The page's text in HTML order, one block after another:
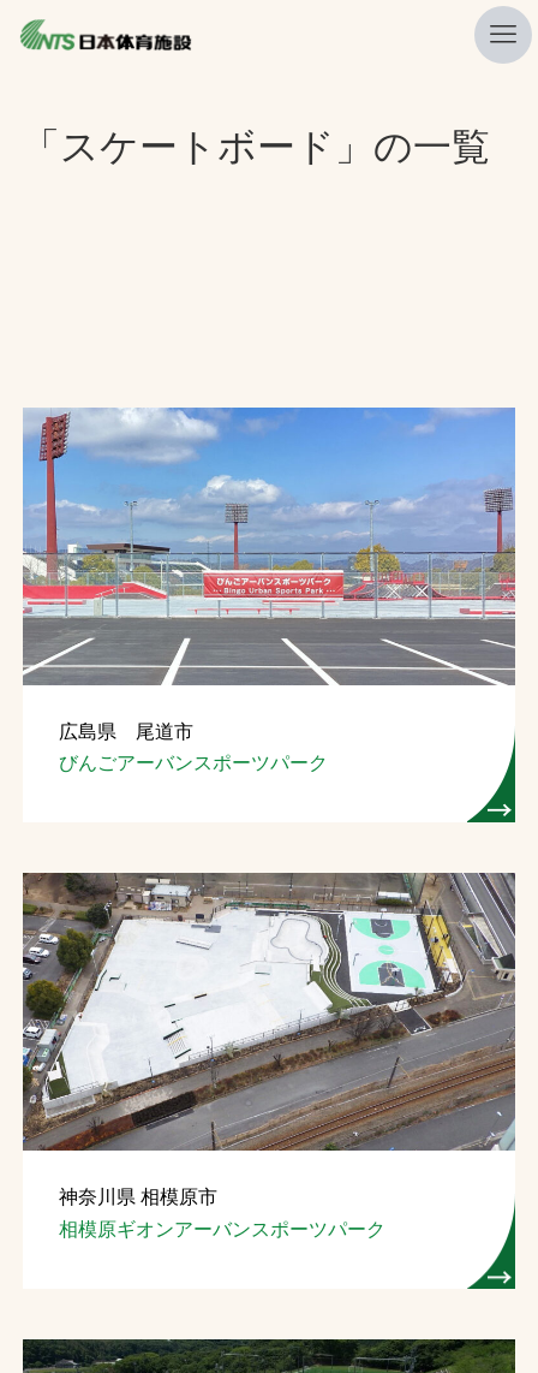
ニュース
会社概要
採用情報
お問合せ
お取引先の皆様へ
ソーシャルメディアポリシー
文字の見えづらさや操作にお困りの方へ
「スケートボード」の一覧
広島県 尾道市
びんごアーバンスポーツパーク
神奈川県 相模原市
相模原ギオンアーバンスポーツパーク